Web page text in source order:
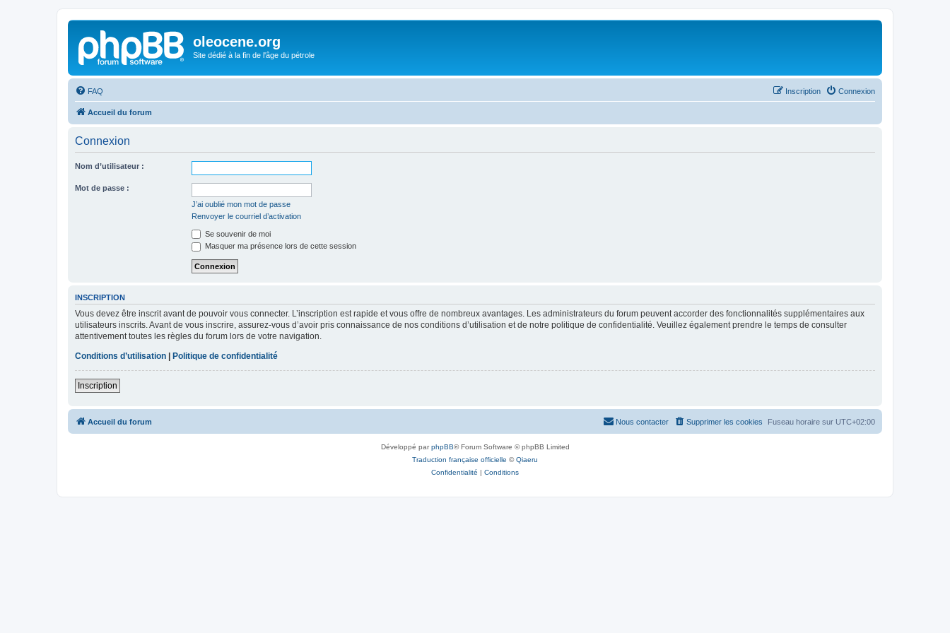
oleocene.org
Site dédié à la fin de l'âge du pétrole
FAQ Connexion
Inscription
Accueil du forum
Connexion
Nom d’utilisateur :
Mot de passe :
J’ai oublié mon mot de passe
Renvoyer le courriel d’activation
Se souvenir de moi
Masquer ma présence lors de cette session
INSCRIPTION
Vous devez être inscrit avant de pouvoir vous connecter. L’inscription est rapide et vous offre de nombreux avantages. Les administrateurs du forum peuvent accorder des fonctionnalités supplémentaires aux
utilisateurs inscrits. Avant de vous inscrire, assurez-vous d’avoir pris connaissance de nos conditions d’utilisation et de notre politique de confidentialité. Veuillez également prendre le temps de consulter
attentivement toutes les règles du forum lors de votre navigation.
Conditions d’utilisation
Politique de confidentialité
Inscription
Accueil du forum Fuseau horaire sur UTC+02:00
Supprimer les cookies
Nous contacter
Développé parphpBB® Forum Software © phpBB Limited
Traduction française officielle ©Qiaeru
Confidentialité | Conditions